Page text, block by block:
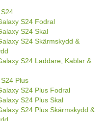
S24 Fodral
S24 Skal
S24 Skärmskydd &
S24 Laddare, Kablar &
Plus
S24 Plus Fodral
S24 Plus Skal
S24 Plus Skärmskydd &